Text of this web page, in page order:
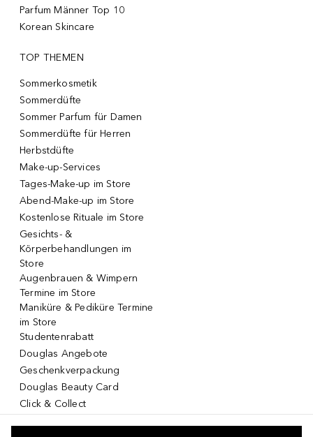
Parfum Männer Top 10
Korean Skincare
TOP THEMEN
Sommerkosmetik
Sommerdüfte
Sommer Parfum für Damen
Sommerdüfte für Herren
Herbstdüfte
Make-up-Services
Tages-Make-up im Store
Abend-Make-up im Store
Kostenlose Rituale im Store
Gesichts- &
Körperbehandlungen im
Store
Augenbrauen & Wimpern
Termine im Store
Maniküre & Pediküre Termine
im Store
Studentenrabatt
Douglas Angebote
Geschenkverpackung
Douglas Beauty Card
Click & Collect